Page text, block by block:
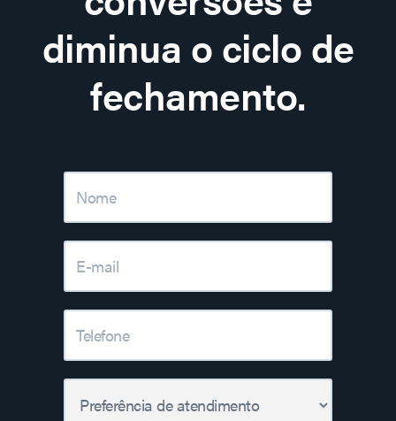
diminua o ciclo de
fechamento.